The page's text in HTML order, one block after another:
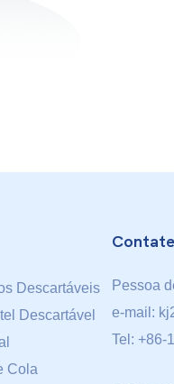
Descartáveis
Descartável
Cola
Pessoa
e-mail:
Tel: +86-